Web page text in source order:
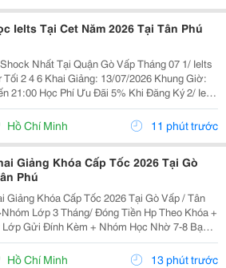
Ielts Tại Cet Năm 2026 Tại Tân Phú
Nhất Tại Quận Gò Vấp Tháng 07 1/ Ielts
13/07/2026 Khung Giờ:
5% Khi Đăng Ký 2/ Ielts
07/2026 Khung Giờ:
18:00 Đến 21:00 ...
Hồ Chí Minh 11 phút trước
Giảng Khóa Cấp Tốc 2026 Tại Gò
Phú
Giảng Khóa Cấp Tốc 2026 Tại Gò Vấp / Tân
Gửi Đính Kèm + Nhóm Học Nhờ 7-8 Bạn/
Trình Ielts Có Band Điểm Lộ Trình, Sách
Bám Sát + Chia Đều 4 Kỹ...
Hồ Chí Minh 13 phút trước